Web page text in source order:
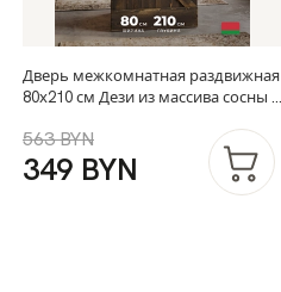
Дверь межкомнатная раздвижная
80х210 см Дези из массива сосны в
дверь купе для дома и бани,
винтаж
563 BYN
349 BYN